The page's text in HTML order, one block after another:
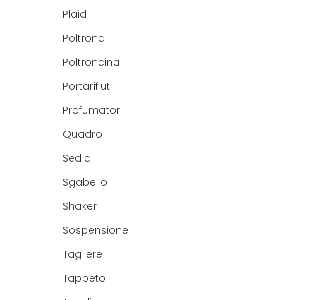
Plaid
Poltrona
Poltroncina
Portarifiuti
Profumatori
Quadro
Sedia
Sgabello
Shaker
Sospensione
Tagliere
Tappeto